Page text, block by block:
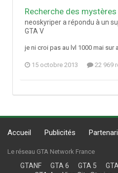
Recherche des mystères
neoskyriper a répondu à un
GTA V
je ni croi pas au lvl 1000 mai sur
15 octobre 2013 22 969
Accueil Publicités
Le réseau GTA Network France
GTANF GTA 6 GTA 5